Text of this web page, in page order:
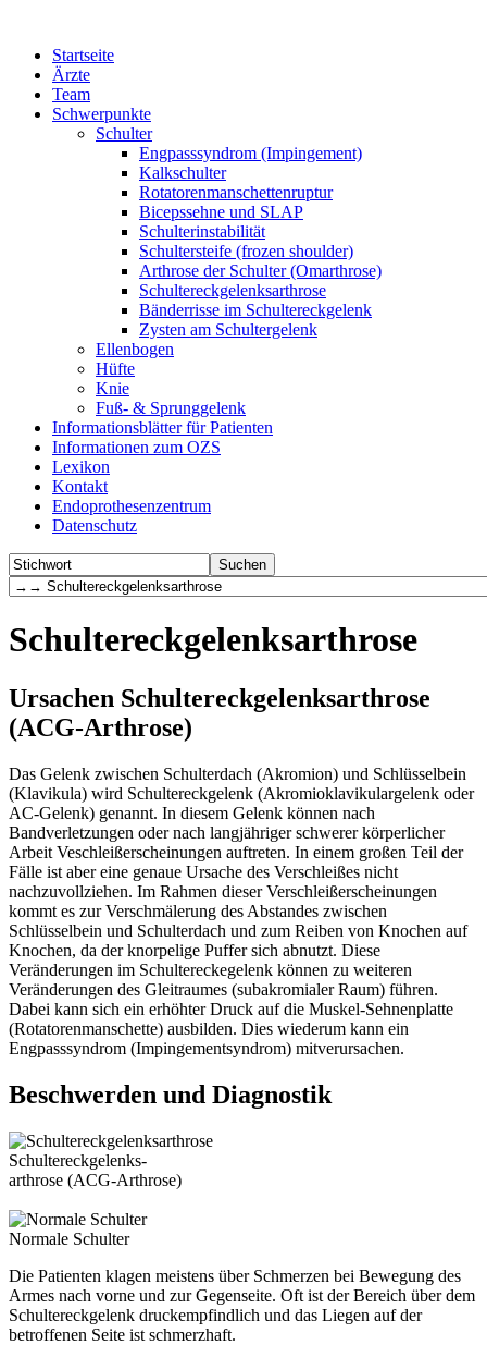
Startseite
Ärzte
Team
Schwerpunkte
Schulter
Engpasssyndrom (Impingement)
Kalkschulter
Rotatorenmanschettenruptur
Bicepssehne und SLAP
Schulterinstabilität
Schultersteife (frozen shoulder)
Arthrose der Schulter (Omarthrose)
Schultereckgelenksarthrose
Bänderrisse im Schultereckgelenk
Zysten am Schultergelenk
Ellenbogen
Hüfte
Knie
Fuß- & Sprunggelenk
Informationsblätter für Patienten
Informationen zum OZS
Lexikon
Kontakt
Endoprothesenzentrum
Datenschutz
Schultereckgelenksarthrose
Ursachen Schultereckgelenksarthrose
(ACG-Arthrose)
Das Gelenk zwischen Schulterdach (Akromion) und Schlüsselbein
(Klavikula) wird Schultereckgelenk (Akromioklavikulargelenk oder
AC-Gelenk) genannt. In diesem Gelenk können nach
Bandverletzungen oder nach langjähriger schwerer körperlicher
Arbeit Veschleißerscheinungen auftreten. In einem großen Teil der
Fälle ist aber eine genaue Ursache des Verschleißes nicht
nachzuvollziehen. Im Rahmen dieser Verschleißerscheinungen
kommt es zur Verschmälerung des Abstandes zwischen
Schlüsselbein und Schulterdach und zum Reiben von Knochen auf
Knochen, da der knorpelige Puffer sich abnutzt. Diese
Veränderungen im Schultereckegelenk können zu weiteren
Veränderungen des Gleitraumes (subakromialer Raum) führen.
Dabei kann sich ein erhöhter Druck auf die Muskel-Sehnenplatte
(Rotatorenmanschette) ausbilden. Dies wiederum kann ein
Engpasssyndrom (Impingementsyndrom) mitverursachen.
Beschwerden und Diagnostik
Schultereckgelenks-
arthrose (ACG-Arthrose)
Normale Schulter
Die Patienten klagen meistens über Schmerzen bei Bewegung des
Armes nach vorne und zur Gegenseite. Oft ist der Bereich über dem
Schultereckgelenk druckempfindlich und das Liegen auf der
betroffenen Seite ist schmerzhaft.